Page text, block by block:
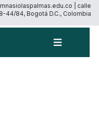
| calle
44/84, Bogotá D.C., Colombia
Menú